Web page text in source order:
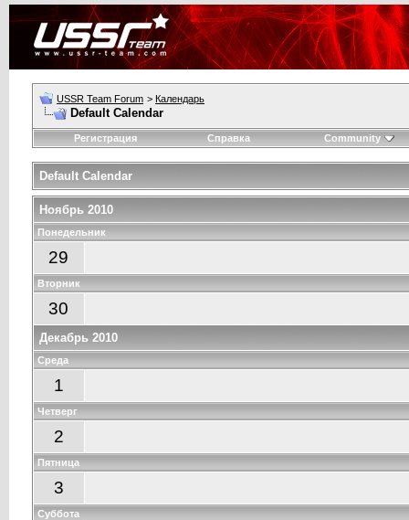
USSR Team Forum > Календарь
Default Calendar
Регистрация Справка Community
Default Calendar
Ноябрь 2010
Понедельник
29
Вторник
30
Декабрь 2010
Среда
1
Четверг
2
Пятница
3
Суббота